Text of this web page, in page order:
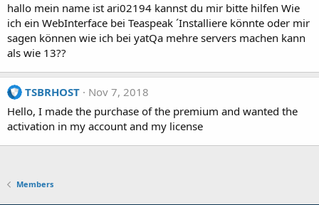
hallo mein name ist ari02194 kannst du mir bitte hilfen Wie
ich ein WebInterface bei Teaspeak ´Installiere könnte oder mir
sagen können wie ich bei yatQa mehre servers machen kann
als wie 13??
TSBRHOST
Nov 7, 2018
Hello, I made the purchase of the premium and wanted the
activation in my account and my license
Members